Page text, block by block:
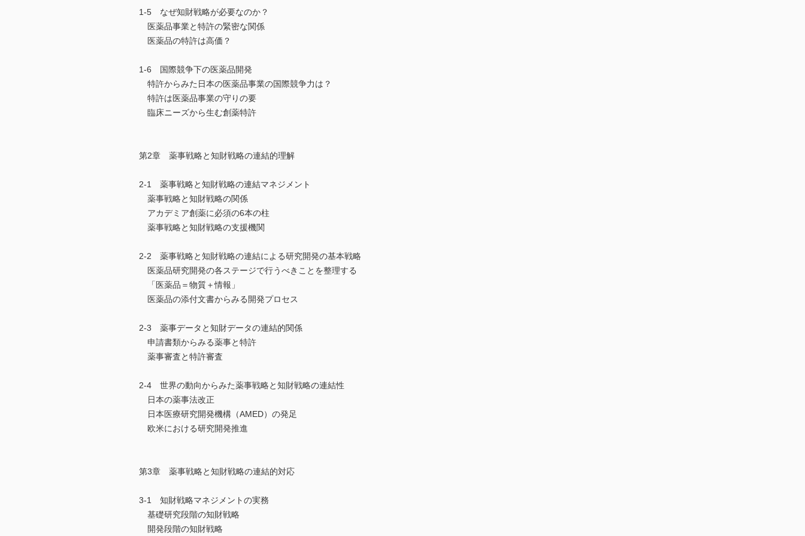
1-5 なぜ知財戦略が必要なのか？
医薬品事業と特許の緊密な関係
医薬品の特許は高価？
1-6 国際競争下の医薬品開発
特許からみた日本の医薬品事業の国際競争力は？
特許は医薬品事業の守りの要
臨床ニーズから生む創薬特許
第2章 薬事戦略と知財戦略の連結的理解
2-1 薬事戦略と知財戦略の連結マネジメント
薬事戦略と知財戦略の関係
アカデミア創薬に必須の6本の柱
薬事戦略と知財戦略の支援機関
2-2 薬事戦略と知財戦略の連結による研究開発の基本戦略
医薬品研究開発の各ステージで行うべきことを整理する
「医薬品＝物質＋情報」
医薬品の添付文書からみる開発プロセス
2-3 薬事データと知財データの連結的関係
申請書類からみる薬事と特許
薬事審査と特許審査
2-4 世界の動向からみた薬事戦略と知財戦略の連結性
日本の薬事法改正
日本医療研究開発機構（AMED）の発足
欧米における研究開発推進
第3章 薬事戦略と知財戦略の連結的対応
3-1 知財戦略マネジメントの実務
基礎研究段階の知財戦略
開発段階の知財戦略